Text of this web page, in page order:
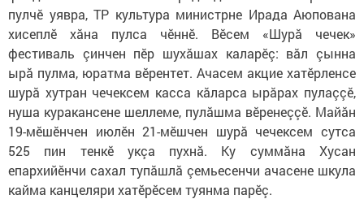
пулчӗ уявра, ТР культура министрне Ирада Аюпована
хисеплӗ хăна пулса чӗннӗ. Вӗсем «Шурă чечек»
фестиваль çинчен пӗр шухăшах каларӗç: вăл çынна
ырă пулма, юратма вӗрентет. Ачасем акцие хатӗрленсе
шурă хутран чечексем касса кăларса ырăрах пулаççӗ,
нуша куракансене шеллеме, пулăшма вӗренеççӗ. Майăн
19-мӗшӗнчен июлӗн 21-мӗшчен шурă чечексем сутса
525 пин тенкӗ укçа пухнă. Ку суммăна Хусан
епархийӗнчи сахал тупăшлă çемьесенчи ачасене шкула
кайма канцеляри хатӗрӗсем туянма парӗç.